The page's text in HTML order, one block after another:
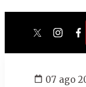
twitter
07 ago